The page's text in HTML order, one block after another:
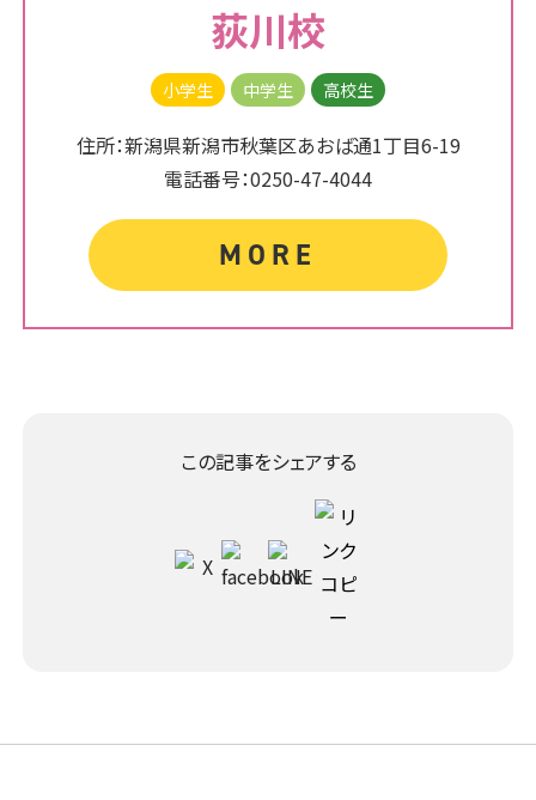
荻川校
小学生 中学生 高校生
住所：新潟県新潟市秋葉区あおば通1丁目6-19
電話番号：0250-47-4044
MORE
この記事をシェアする